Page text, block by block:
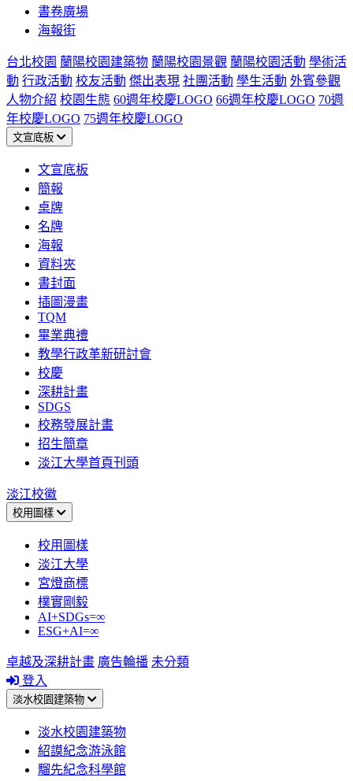
書卷廣場
海報街
台北校園 蘭陽校園建築物 蘭陽校園景觀 蘭陽校園活動 學術活
動 行政活動 校友活動 傑出表現 社團活動 學生活動 外賓參觀
人物介紹 校園生態 60週年校慶LOGO 66週年校慶LOGO 70週
年校慶LOGO 75週年校慶LOGO
文宣底板
文宣底板
簡報
桌牌
名牌
海報
資料夾
書封面
插圖漫畫
TQM
畢業典禮
教學行政革新研討會
校慶
深耕計畫
SDGS
校務發展計畫
招生簡章
淡江大學首頁刊頭
淡江校徽
校用圖樣
校用圖樣
淡江大學
宮燈商標
樸實剛毅
AI+SDGs=∞
ESG+AI=∞
卓越及深耕計畫 廣告輪播 未分類
登入
淡水校園建築物
淡水校園建築物
紹謨紀念游泳館
騮先紀念科學館